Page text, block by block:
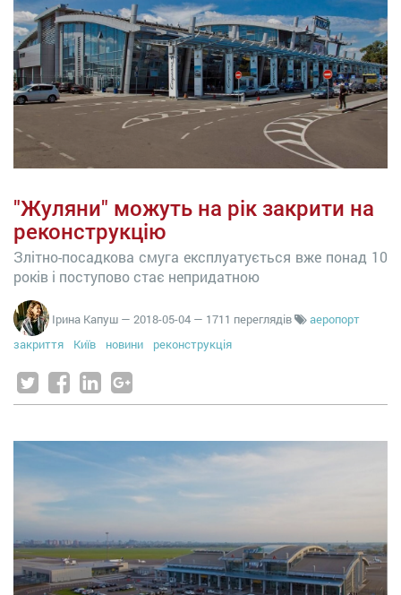
"Жуляни" можуть на рік закрити на
реконструкцію
Злітно-посадкова смуга експлуатується вже понад 10
років і поступово стає непридатною
Ірина Капуш — 2018-05-04 — 1711 переглядів
аеропорт
закриття
Київ новини реконструкція